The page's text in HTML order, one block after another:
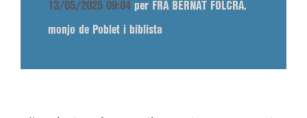
13/05/2025 09:04 per FRA BERNAT FOLCRÀ.
monjo de Poblet i biblista